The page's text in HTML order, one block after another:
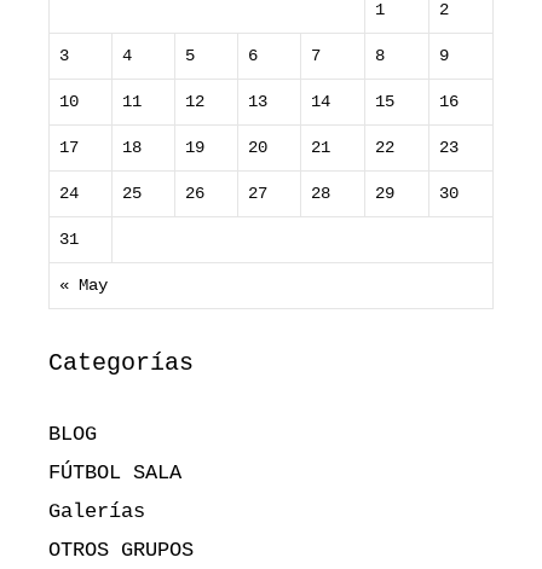
« May
1 2
3 4 5 6 7 8 9
10 11 12 13 14 15 16
17 18 19 20 21 22 23
24 25 26 27 28 29 30
31
Categorías
BLOG
FÚTBOL SALA
Galerías
OTROS GRUPOS